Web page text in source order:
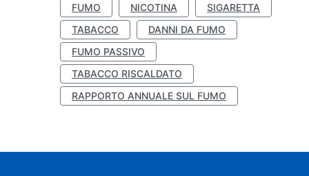
FUMO NICOTINA
SIGARETTA
TABACCO
DANNI DA FUMO
FUMO PASSIVO
TABACCO RISCALDATO
RAPPORTO ANNUALE SUL FUMO